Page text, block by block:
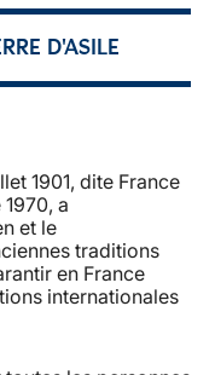
D'ASILE
1901, dite France
a
et le
traditions
en France
internationales